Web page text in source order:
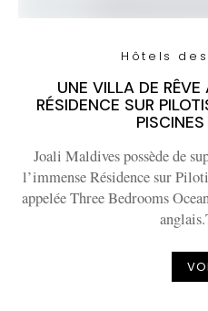
Hôtels
UNE VILLA DE
RÉSIDENCE SUR
Joali Maldives possède de
l’immense Résidence sur
appelée Three Bedrooms